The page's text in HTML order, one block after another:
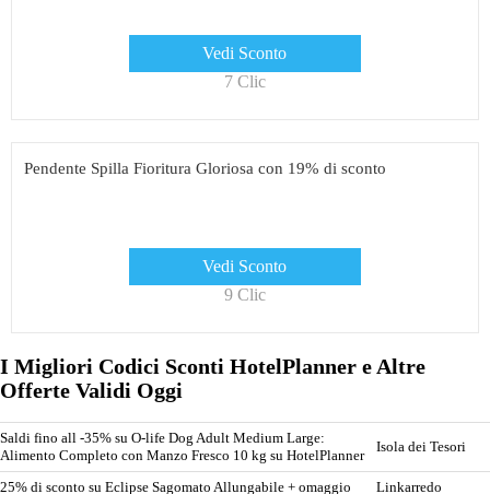
Vedi Sconto
7 Clic
Pendente Spilla Fioritura Gloriosa con 19% di sconto
Vedi Sconto
9 Clic
I Migliori Codici Sconti HotelPlanner e Altre
Offerte Validi Oggi
Saldi fino all -35% su O-life Dog Adult Medium Large:
Alimento Completo con Manzo Fresco 10 kg su HotelPlanner
Isola dei Tesori
25% di sconto su Eclipse Sagomato Allungabile + omaggio
Linkarredo